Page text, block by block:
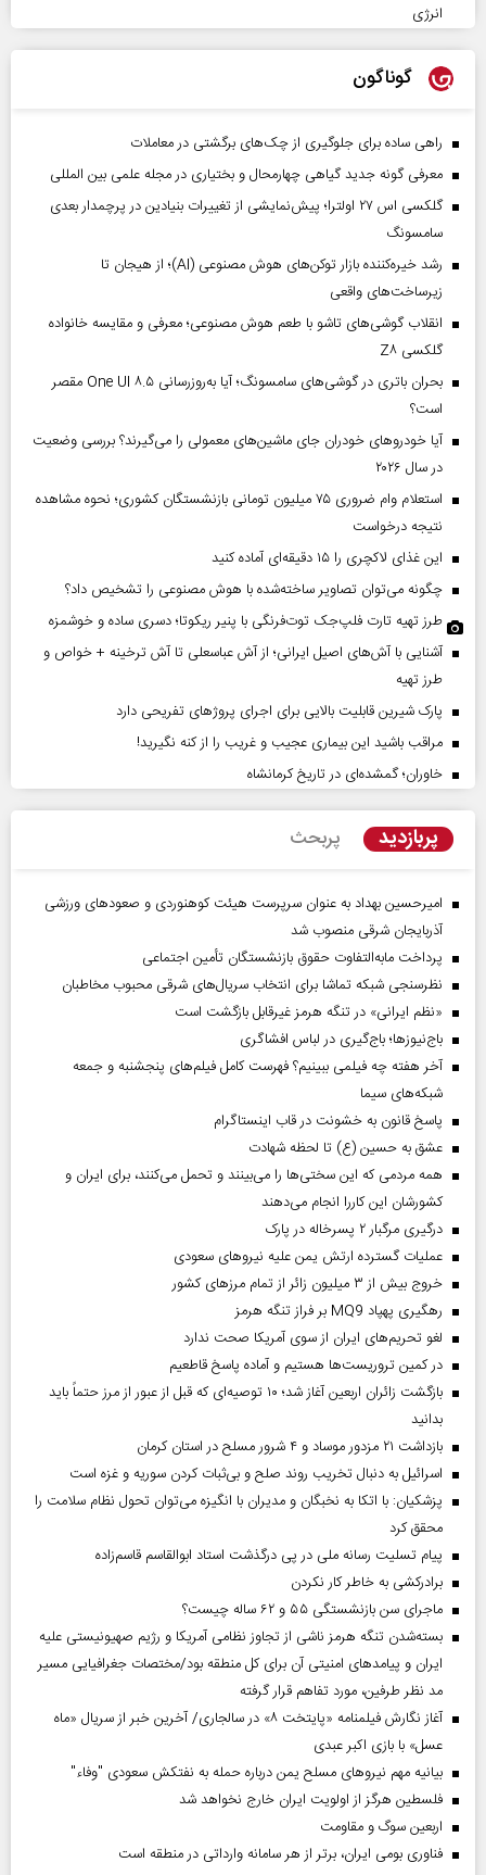
انرژی
گوناگون
راهی ساده برای جلوگیری از چک‌های برگشتی در معاملات
معرفی گونه جدید گیاهی چهارمحال و بختیاری در مجله علمی بین المللی
گلکسی اس ۲۷ اولترا؛ پیش‌نمایشی از تغییرات بنیادین در پرچمدار بعدی
سامسونگ
رشد خیره‌کننده بازار توکن‌های هوش مصنوعی (AI)؛ از هیجان تا
زیرساخت‌های واقعی
انقلاب گوشی‌های تاشو‌ با طعم هوش مصنوعی؛ معرفی و مقایسه خانواده
گلکسی Z۸
بحران باتری در گوشی‌های سامسونگ؛ آیا به‌روزرسانی One UI ۸.۵ مقصر
است؟
آیا خودروهای خودران جای ماشین‌های معمولی را می‌گیرند؟ بررسی وضعیت
در سال ۲۰۲۶
استعلام وام ضروری ۷۵ میلیون تومانی بازنشستگان کشوری؛ نحوه مشاهده
نتیجه درخواست
این غذای لاکچری را ۱۵ دقیقه‌ای آماده کنید
چگونه می‌توان تصاویر ساخته‌شده با هوش مصنوعی را تشخیص داد؟
طرز تهیه تارت فلپ‌جک توت‌فرنگی با پنیر ریکوتا؛ دسری ساده و خوشمزه
آشنایی با آش‌های اصیل ایرانی؛ از آش عباسعلی تا آش ترخینه + خواص و
طرز تهیه
پارک شیرین قابلیت‌ بالایی برای اجرای پروژهای تفریحی دارد
مراقب باشید این بیماری عجیب و غریب را از کنه نگیرید!
خاوران؛ گمشده‌ای در تاریخ کرمانشاه
پربازدید پربحث
امیرحسین بهداد به عنوان سرپرست هیئت کوهنوردی و صعودهای ورزشی
آذربایجان شرقی منصوب شد
پرداخت مابه‌التفاوت حقوق بازنشستگان تأمین اجتماعی
نظرسنجی شبکه تماشا برای انتخاب سریال‌های شرقی محبوب مخاطبان
«نظم ایرانی» در تنگه هرمز غیرقابل بازگشت است
باج‌نیوزها؛ باج‌گیری در لباس افشاگری
آخر هفته چه فیلمی ببینیم؟ فهرست کامل فیلم‌های پنجشنبه و جمعه
شبکه‌های سیما
پاسخ قانون به خشونت در قاب اینستاگرام
عشق به حسین (ع) تا لحظه شهادت
همه مردمی که این سختی‌ها را می‌بینند و تحمل می‌کنند، برای ایران و
کشورشان این کاررا انجام می‌دهند
درگیری مرگبار ۲ پسرخاله در پارک
عملیات گسترده ارتش یمن علیه نیروهای سعودی
خروج بیش از ۳ میلیون زائر از تمام مرز‌های کشور
رهگیری پهپاد MQ9 بر فراز تنگه هرمز
لغو تحریم‌های ایران از سوی آمریکا صحت ندارد
در کمین تروریست‌ها هستیم و آماده پاسخ قاطعیم
بازگشت زائران اربعین آغاز شد؛ ۱۰ توصیه‌ای که قبل از عبور از مرز حتماً باید
بدانید
بازداشت ۲۱ مزدور موساد و ۴ شرور مسلح در استان کرمان
اسرائیل به دنبال تخریب روند صلح و بی‌ثبات کردن سوریه و غزه است
پزشکیان: با اتکا به نخبگان و مدیران با انگیزه می‌توان تحول نظام سلامت را
محقق کرد
پیام تسلیت رسانه ملی در پی درگذشت استاد ابوالقاسم قاسم‌زاده
برادرکشی به خاطر کار نکردن
ماجرای سن بازنشستگی ۵۵ و ۶۲ ساله چیست؟
بسته‌شدن تنگه هرمز ناشی از تجاوز نظامی آمریکا و رژیم صهیونیستی علیه
ایران و پیامد‌های امنیتی آن برای کل منطقه بود/مختصات جغرافیایی مسیر
مد نظر طرفین، مورد تفاهم قرار گرفته
آغاز نگارش فیلمنامه «پایتخت ۸» در سالجاری/ آخرین خبر از سریال «ماه
عسل» با بازی اکبر عبدی
بیانیه مهم نیروهای مسلح یمن درباره حمله به نفتکش سعودی "وفاء"
فلسطین هرگز از اولویت ایران خارج نخواهد شد
اربعین سوگ و مقاومت
فناوری بومی ایران، برتر از هر سامانه وارداتی در منطقه است